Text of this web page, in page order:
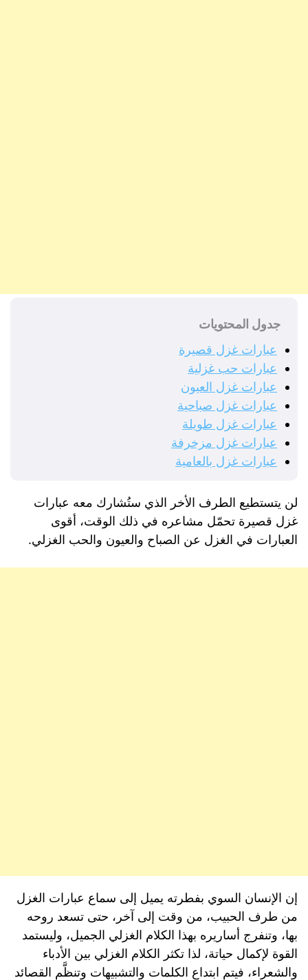
جدول المحتويات
عبارات غزل قصيرة
عبارات حب غزلية
عبارات غزل العيون
عبارات غزل صباحية
عبارات غزل طويلة
عبارات غزل مزخرفة
عبارات غزل بالعامية
لن يتستطيع الطرف الأخر الذي ستُشارك معه عبارات
غزل قصيرة تحمّل مشاعره في ذلك الوقت، أقوى
العبارات في الغزل عن الصباح والعيون والحب الغزلي.
إن الإنسان السوي بفطرته يميل إلى سماع عبارات الغزل
من طرف الحبيب، من وقت إلى آخر، حتى تسعد روحه
بها، وتنفرج أساريره بهذا الكلام الغزلي الجميل، وليستمد
القوة لإكمال حياتة، لذا تكثر الكلام الغزلي بين الأدباء
والشعراء، فيتم ابتداع الكلمات والتشبيهات وتنظَّم القصائد